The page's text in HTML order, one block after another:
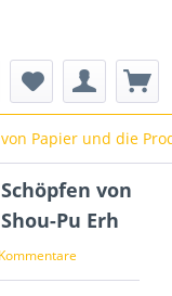
Papier und die
von
Pu Erh